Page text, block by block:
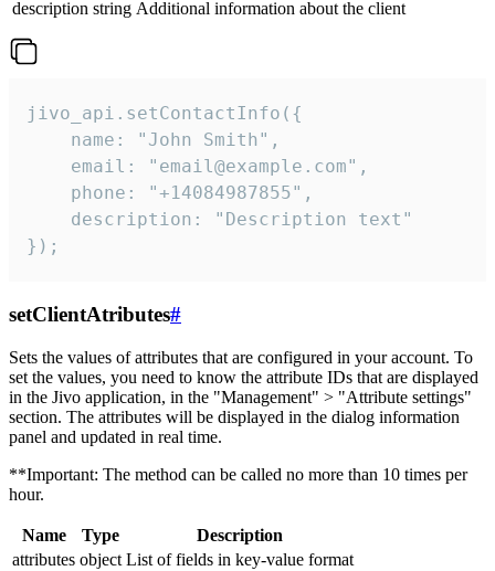
description string Additional information about the client
jivo_api.setContactInfo({
    name: "John Smith",
    email: "email@example.com",
    phone: "+14084987855",
    description: "Description text"
});
setClientAtributes#
Sets the values ​​of attributes that are configured in your account. To
set the values, you need to know the attribute IDs that are displayed
in the Jivo application, in the "Management" > "Attribute settings"
section. The attributes will be displayed in the dialog information
panel and updated in real time.
**Important: The method can be called no more than 10 times per
hour.
Name Type
Description
attributes object List of fields in key-value format